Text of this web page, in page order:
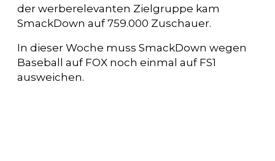
der werberelevanten Zielgruppe kam
SmackDown auf 759.000 Zuschauer.
In dieser Woche muss SmackDown wegen
Baseball auf FOX noch einmal auf FS1
ausweichen.